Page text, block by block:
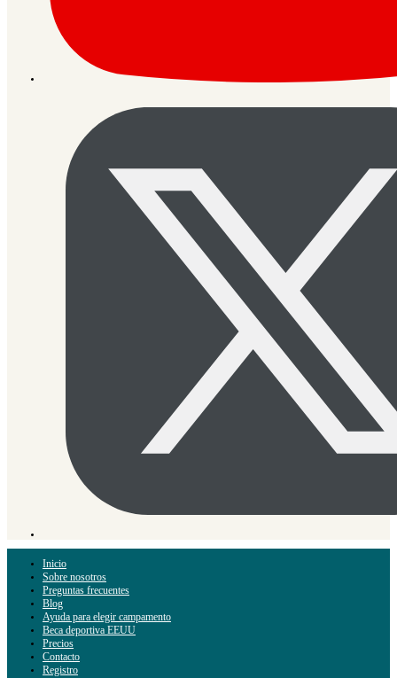
Inicio
Sobre nosotros
Preguntas frecuentes
Blog
Ayuda para elegir campamento
Beca deportiva EEUU
Precios
Contacto
Registro